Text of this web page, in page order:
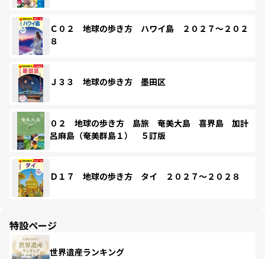
Ｃ０２ 地球の歩き方 ハワイ島 ２０２７～２０２
８
Ｊ３３ 地球の歩き方 墨田区
０２ 地球の歩き方 島旅 奄美大島 喜界島 加計
呂麻島（奄美群島１） ５訂版
Ｄ１７ 地球の歩き方 タイ ２０２７～２０２８
特設ページ
世界遺産ランキング